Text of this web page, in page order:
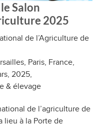
Salon
2025
de l’Agriculture de
Paris, France,
2025,
& élevage
de l’agriculture de
lieu à la Porte de